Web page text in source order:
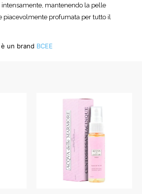
intensamente, mantenendo la pelle
piacevolmente profumata per tutto il
è un brand BCEE